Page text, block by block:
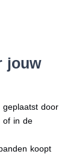
jouw
geplaatst door
of in de
koopt